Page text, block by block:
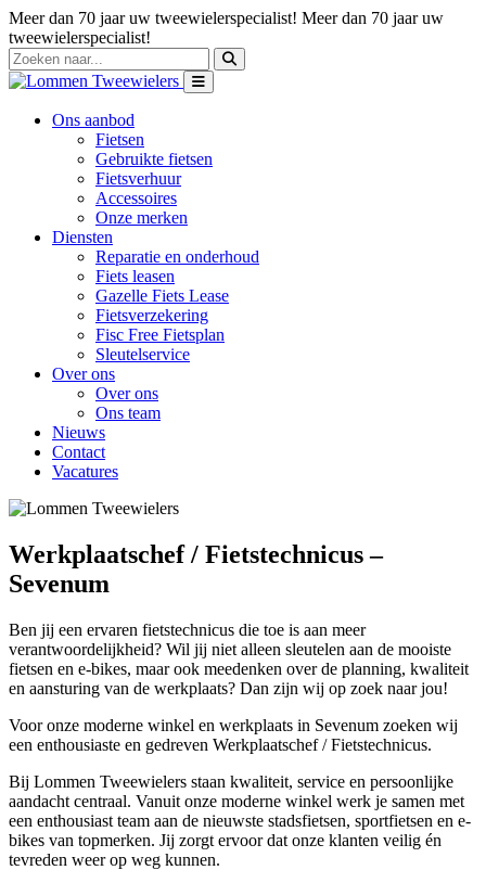
Meer dan 70 jaar uw tweewielerspecialist! Meer dan 70 jaar uw
tweewielerspecialist!
Ons aanbod
Fietsen
Gebruikte fietsen
Fietsverhuur
Accessoires
Onze merken
Diensten
Reparatie en onderhoud
Fiets leasen
Gazelle Fiets Lease
Fietsverzekering
Fisc Free Fietsplan
Sleutelservice
Over ons
Over ons
Ons team
Nieuws
Contact
Vacatures
Werkplaatschef / Fietstechnicus –
Sevenum
Ben jij een ervaren fietstechnicus die toe is aan meer
verantwoordelijkheid? Wil jij niet alleen sleutelen aan de mooiste
fietsen en e-bikes, maar ook meedenken over de planning, kwaliteit
en aansturing van de werkplaats? Dan zijn wij op zoek naar jou!
Voor onze moderne winkel en werkplaats in Sevenum zoeken wij
een enthousiaste en gedreven Werkplaatschef / Fietstechnicus.
Bij Lommen Tweewielers staan kwaliteit, service en persoonlijke
aandacht centraal. Vanuit onze moderne winkel werk je samen met
een enthousiast team aan de nieuwste stadsfietsen, sportfietsen en e-
bikes van topmerken. Jij zorgt ervoor dat onze klanten veilig én
tevreden weer op weg kunnen.